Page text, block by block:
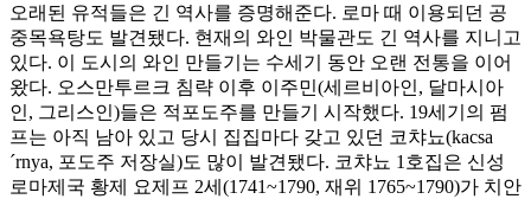
오래된 유적들은 긴 역사를 증명해준다. 로마 때 이용되던 공
중목욕탕도 발견됐다. 현재의 와인 박물관도 긴 역사를 지니고
있다. 이 도시의 와인 만들기는 수세기 동안 오랜 전통을 이어
왔다. 오스만투르크 침략 이후 이주민(세르비아인, 달마시아
인, 그리스인)들은 적포도주를 만들기 시작했다. 19세기의 펌
프는 아직 남아 있고 당시 집집마다 갖고 있던 코챠뇨(kacsa
´rnya, 포도주 저장실)도 많이 발견됐다. 코챠뇨 1호집은 신성
로마제국 황제 요제프 2세(1741~1790, 재위 1765~1790)가 치안